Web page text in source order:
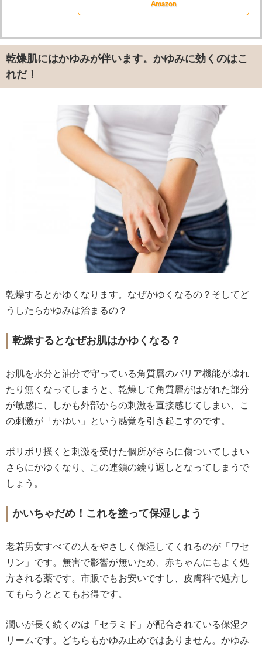
Amazon
乾燥肌にはかゆみが伴います。かゆみに効くのはこ
れだ！
乾燥するとかゆくなります。なぜかゆくなるの？そしてど
うしたらかゆみは治まるの？
乾燥するとなぜお肌はかゆくなる？
お肌を水分と油分で守っている角質層のバリア機能が壊れ
たり無くなってしまうと、乾燥して角質層がはがれた部分
が敏感に、しかも外部からの刺激を直接感じてしまい、こ
の刺激が「かゆい」という感覚を引き起こすのです。
ボリボリ掻くと刺激を受けた個所がさらに傷ついてしまい
さらにかゆくなり、この連鎖の繰り返しとなってしまうで
しょう。
かいちゃだめ！これを塗って保湿しよう
老若男女すべての人をやさしく保湿してくれるのが「ワセ
リン」です。無害で影響が無いため、赤ちゃんにもよく処
方される薬です。市販でもお安いですし、皮膚科で処方し
てもらうととてもお得です。
潤いが長く続くのは「セラミド」が配合されている保湿ク
リームです。どちらもかゆみ止めではありません。かゆみ